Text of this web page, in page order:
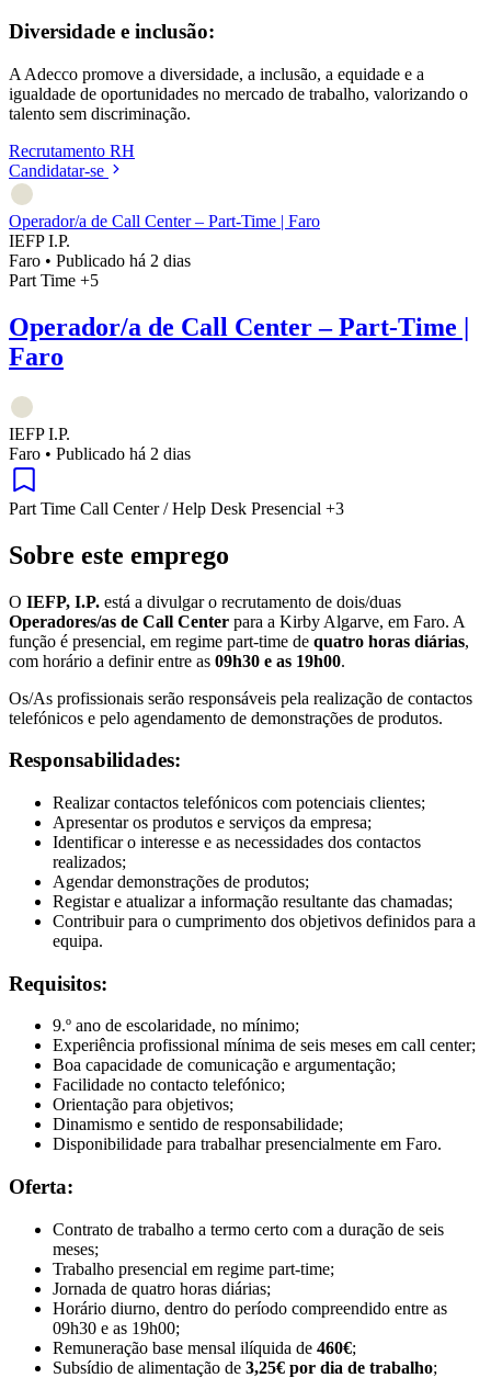
Diversidade e inclusão:
A Adecco promove a diversidade, a inclusão, a equidade e a
igualdade de oportunidades no mercado de trabalho, valorizando o
talento sem discriminação.
Recrutamento RH
Candidatar-se
Operador/a de Call Center – Part-Time | Faro
IEFP I.P.
Faro • Publicado há 2 dias
Part Time +5
Operador/a de Call Center – Part-Time |
Faro
IEFP I.P.
Faro • Publicado há 2 dias
Part Time Call Center / Help Desk Presencial +3
Sobre este emprego
O IEFP, I.P. está a divulgar o recrutamento de dois/duas
Operadores/as de Call Center para a Kirby Algarve, em Faro. A
função é presencial, em regime part-time de quatro horas diárias,
com horário a definir entre as 09h30 e as 19h00.
Os/As profissionais serão responsáveis pela realização de contactos
telefónicos e pelo agendamento de demonstrações de produtos.
Responsabilidades:
Realizar contactos telefónicos com potenciais clientes;
Apresentar os produtos e serviços da empresa;
Identificar o interesse e as necessidades dos contactos
realizados;
Agendar demonstrações de produtos;
Registar e atualizar a informação resultante das chamadas;
Contribuir para o cumprimento dos objetivos definidos para a
equipa.
Requisitos:
9.º ano de escolaridade, no mínimo;
Experiência profissional mínima de seis meses em call center;
Boa capacidade de comunicação e argumentação;
Facilidade no contacto telefónico;
Orientação para objetivos;
Dinamismo e sentido de responsabilidade;
Disponibilidade para trabalhar presencialmente em Faro.
Oferta:
Contrato de trabalho a termo certo com a duração de seis
meses;
Trabalho presencial em regime part-time;
Jornada de quatro horas diárias;
Horário diurno, dentro do período compreendido entre as
09h30 e as 19h00;
Remuneração base mensal ilíquida de 460€;
Subsídio de alimentação de 3,25€ por dia de trabalho;